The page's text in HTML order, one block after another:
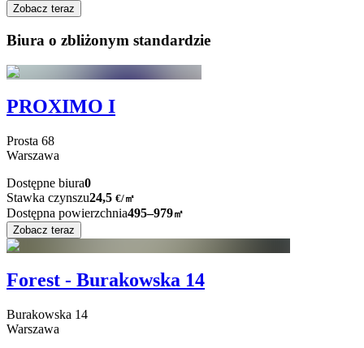
Zobacz teraz
Biura o zbliżonym standardzie
PROXIMO I
Prosta 68
Warszawa
Dostępne biura0
Stawka czynszu24,5 €/㎡
Dostępna powierzchnia495–979㎡
Zobacz teraz
Forest - Burakowska 14
Burakowska 14
Warszawa